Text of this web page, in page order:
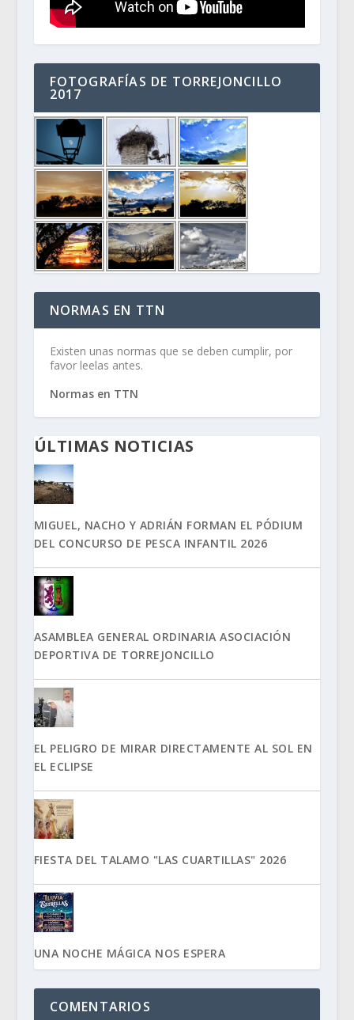
FOTOGRAFÍAS DE TORREJONCILLO
2017
NORMAS EN TTN
Existen unas normas que se deben cumplir, por
favor leelas antes.
Normas en TTN
ÚLTIMAS NOTICIAS
MIGUEL, NACHO Y ADRIÁN FORMAN EL PÓDIUM
DEL CONCURSO DE PESCA INFANTIL 2026
ASAMBLEA GENERAL ORDINARIA ASOCIACIÓN
DEPORTIVA DE TORREJONCILLO
EL PELIGRO DE MIRAR DIRECTAMENTE AL SOL EN
EL ECLIPSE
FIESTA DEL TALAMO "LAS CUARTILLAS" 2026
UNA NOCHE MÁGICA NOS ESPERA
COMENTARIOS